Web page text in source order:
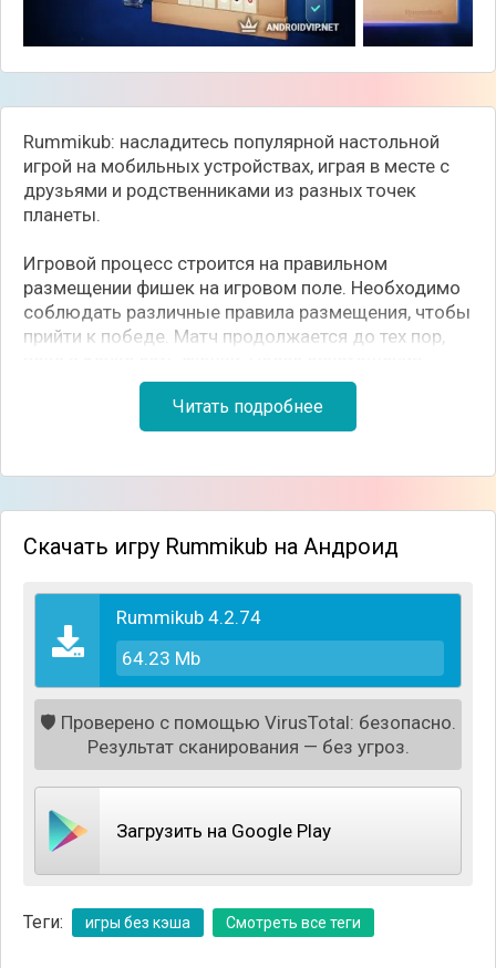
Rummikub: насладитесь популярной настольной
игрой на мобильных устройствах, играя в месте с
друзьями и родственниками из разных точек
планеты.
Игровой процесс строится на правильном
размещении фишек на игровом поле. Необходимо
соблюдать различные правила размещения, чтобы
прийти к победе. Матч продолжается до тех пор,
банка начинается финальный этап игры с
подсчетом очков. Создавайте лобби, играйте с
игроками со всего мира и побивайте рекорды!
Читать подробнее
Скачать игру Rummikub на Андроид
Rummikub 4.2.74
64.23 Mb
🛡️ Проверено с помощью VirusTotal: безопасно.
Результат сканирования — без угроз.
Загрузить на Google Play
Теги: игры без кэша Смотреть все теги